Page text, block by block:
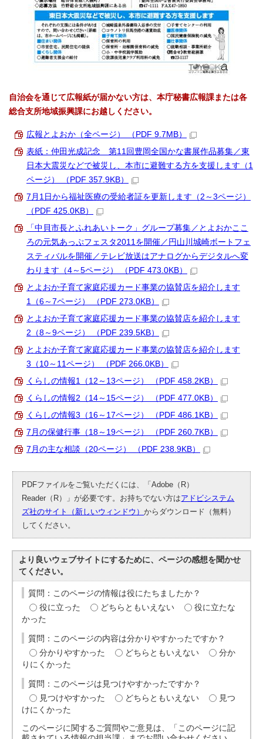
自治会を通じて広報紙が届かない方は、本庁秘書広報課または各
総合支所地域振興課にお越しください。
広報とよおか（全ページ） （PDF 9.7MB）
表紙：仲田光成記念 第11回豊岡全国かな書展作品募集／東
日本大震災などで被災し、本市に避難する方を支援します（1
ページ） （PDF 357.9KB）
7月1日から福祉医療の受給者証を更新します（2～3ページ）
（PDF 425.0KB）
「中貝市長とふれあいトーク」グループ募集／とよおかここ
ろの元気あっぷフェスタ2011を開催／円山川城崎ボートフェ
スティバルを開催／テレビ放送はアナログからデジタルへ変
わります（4～5ページ） （PDF 473.0KB）
とよおか子育て家庭応援カード事業の協賛店を紹介します
1（6～7ページ） （PDF 273.0KB）
とよおか子育て家庭応援カード事業の協賛店を紹介します
2（8～9ページ） （PDF 239.5KB）
とよおか子育て家庭応援カード事業の協賛店を紹介します
3（10～11ページ） （PDF 266.0KB）
くらしの情報1（12～13ページ） （PDF 458.2KB）
くらしの情報2（14～15ページ） （PDF 477.0KB）
くらしの情報3（16～17ページ） （PDF 486.1KB）
7月の保健行事（18～19ページ） （PDF 260.7KB）
7月の主な相談（20ページ） （PDF 238.9KB）
PDFファイルをご覧いただくには、「Adobe（R）
Reader（R）」が必要です。お持ちでない方はアドビシステム
ズ社のサイト（新しいウィンドウ）からダウンロード（無料）
してください。
より良いウェブサイトにするために、ページの感想を聞かせ
てください。
質問：このページの情報は役にたちましたか？
役に立った
どちらともいえない
役に立たな
かった
質問：このページの内容は分かりやすかったですか？
分かりやすかった
どちらともいえない
分か
りにくかった
質問：このページは見つけやすかったですか？
見つけやすかった
どちらともいえない
見つ
けにくかった
このページに関するご質問やご意見は、「このページに記